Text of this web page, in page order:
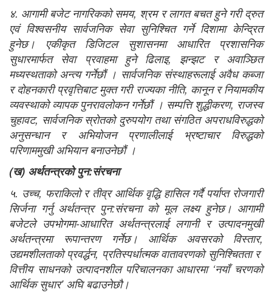
४. आगामी बजेट नागरिकको समय, श्रम र लागत बचत हुने गरी द्रुत
एवं विश्वसनीय सार्वजनिक सेवा सुनिश्चित गर्ने दिशामा केन्द्रित
हुनेछ। एकीकृत डिजिटल सुशासनमा आधारित प्रशासनिक
सुधारमार्फत सेवा प्रवाहमा हुने ढिलाइ, झन्झट र अवाञ्छित
मध्यस्थताको अन्त्य गर्नेछौं । सार्वजनिक संस्थाहरूलाई अवैध कब्जा
र दोहनकारी प्रवृत्तिबाट मुक्त गरी राज्यका नीति, कानून र नियामकीय
व्यवस्थाको व्यापक पुनरावलोकन गर्नेछौं । सम्पत्ति शुद्धीकरण, राजस्व
चुहावट, सार्वजनिक स्रोतको दुरुपयोग तथा संगठित अपराधविरुद्धको
अनुसन्धान र अभियोजन प्रणालीलाई भ्रष्टाचार विरुद्धको
परिणाममुखी अभियान बनाउनेछौं ।
(ख) अर्थतन्त्रको पुन:संरचना
५. उच्च, फराकिलो र तीव्र आर्थिक वृद्धि हासिल गर्दै पर्याप्‍त रोजगारी
सिर्जना गर्नु अर्थतन्त्र पुन:संरचना को मूल लक्ष्य हुनेछ। आगामी
बजेटले उपभोगमा-आधारित अर्थतन्त्रलाई लगानी र उत्पादनमुखी
अर्थतन्त्रमा रूपान्तरण गर्नेछ। आर्थिक अवसरको विस्तार,
उद्यमशीलताको प्रवर्द्धन, प्रतिस्पर्धात्मक वातावरणको सुनिश्चितता र
वित्तीय साधनको उत्पादनशील परिचालनका आधारमा ‘नयाँ चरणको
आर्थिक सुधार’ अघि बढाउनेछौ।